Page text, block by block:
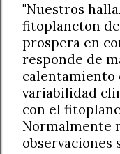
"Nuestros
fitoplancton
prospera en
responde de
calentamiento
variabilidad
con el
Normalmente